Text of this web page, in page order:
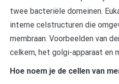
twee bacteriële domeinen.
interne celstructuren die
membraan. Voorbeelden van
celkern, het golgi-apparaat en
Hoe noem je de cellen van